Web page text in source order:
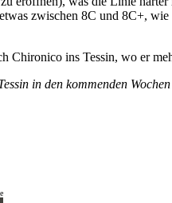
zwischen 8C und 8C+,
Chironico ins Tessin, wo er
in den kommenden